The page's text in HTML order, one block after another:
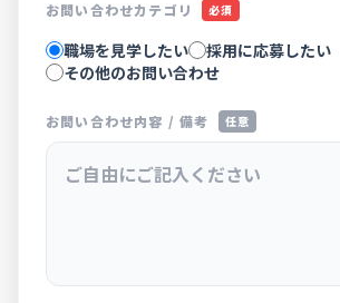
お問い合わせカテゴリ 必須
職場を見学したい
採用に応募したい
その他のお問い合わせ
お問い合わせ内容 / 備考 任意